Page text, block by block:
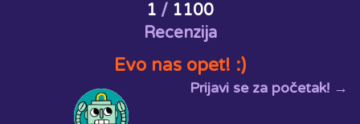
1 / 1100
Recenzija
Evo nas opet! :)
Prijavi se za početak! →